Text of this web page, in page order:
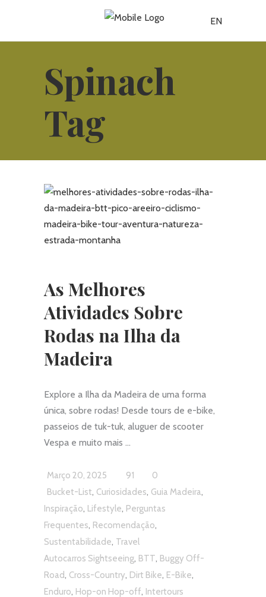
EN
Spinach
Tag
As Melhores
Atividades Sobre
Rodas na Ilha da
Madeira
Explore a Ilha da Madeira de uma forma
única, sobre rodas! Desde tours de e-bike,
passeios de tuk-tuk, aluguer de scooter
Vespa e muito mais
Março 20, 2025 91
0
Bucket-List, Curiosidades, Guia Madeira,
Inspiração, Lifestyle, Perguntas
Frequentes, Recomendação,
Sustentabilidade, Travel
Autocarros Sightseeing, BTT, Buggy Off-
Road, Cross-Country, Dirt Bike, E-Bike,
Enduro, Hop-on Hop-off, Intertours